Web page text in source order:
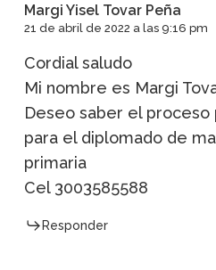
Margi Yisel Tovar Peña
21 de abril de 2022 a las 9:16 pm
Cordial saludo
Mi nombre es Margi
Deseo saber el proceso
para el diplomado de
primaria
Cel 3003585588
Responder